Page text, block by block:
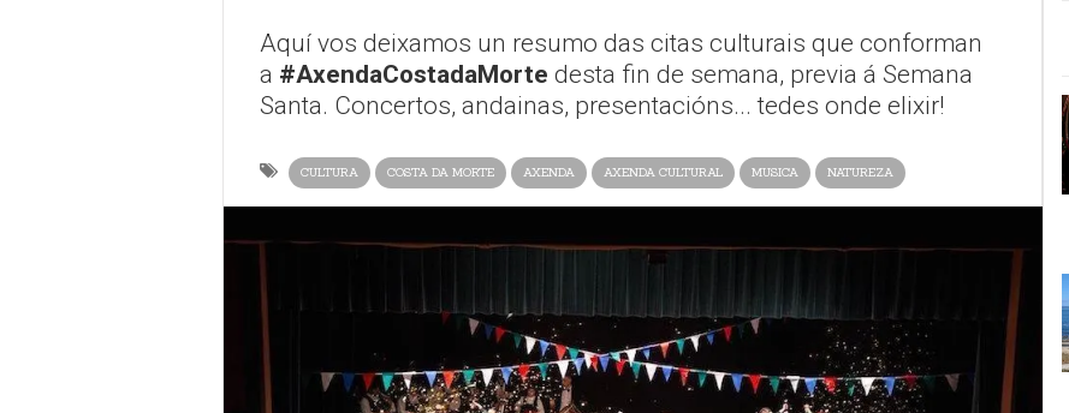
Aquí vos deixamos un resumo das citas culturais que conforman
a #AxendaCostadaMorte desta fin de semana, previa á Semana
Santa. Concertos, andainas, presentacións... tedes onde elixir!
CULTURA COSTA DA MORTE AXENDA AXENDA CULTURAL MUSICA NATUREZA